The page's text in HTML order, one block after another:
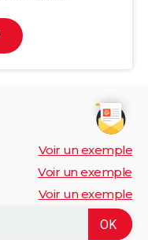
Voir un exemple
Voir un exemple
Voir un exemple